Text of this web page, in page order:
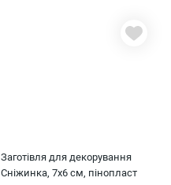
Заготівля для декорування
Сніжинка, 7х6 см, пінопласт